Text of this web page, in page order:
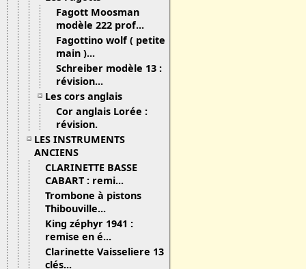
Fagott Moosman
modèle 222 prof...
Fagottino wolf ( petite
main )...
Schreiber modèle 13 :
révision...
Les cors anglais
Cor anglais Lorée :
révision.
LES INSTRUMENTS
ANCIENS
CLARINETTE BASSE
CABART : remi...
Trombone à pistons
Thibouville...
King zéphyr 1941 :
remise en é...
Clarinette Vaisseliere 13
clés...